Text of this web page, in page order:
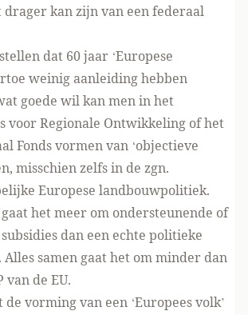
drager kan zijn van een federaal
dat 60 jaar ‘Europese
weinig aanleiding hebben
goede wil kan men in het
voor Regionale Ontwikkeling of het
Fonds vormen van ‘objectieve
misschien zelfs in de zgn.
Europese landbouwpolitiek.
het meer om ondersteunende of
dan een echte politieke
samen gaat het om minder dan
van de EU.
vorming van een ‘Europees volk’